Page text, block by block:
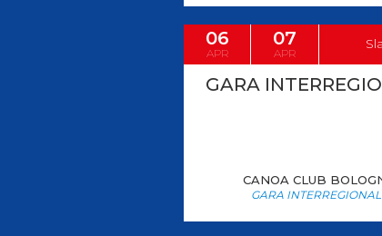
06
APR
07
APR
GARA
CANOA CLUB
GARA